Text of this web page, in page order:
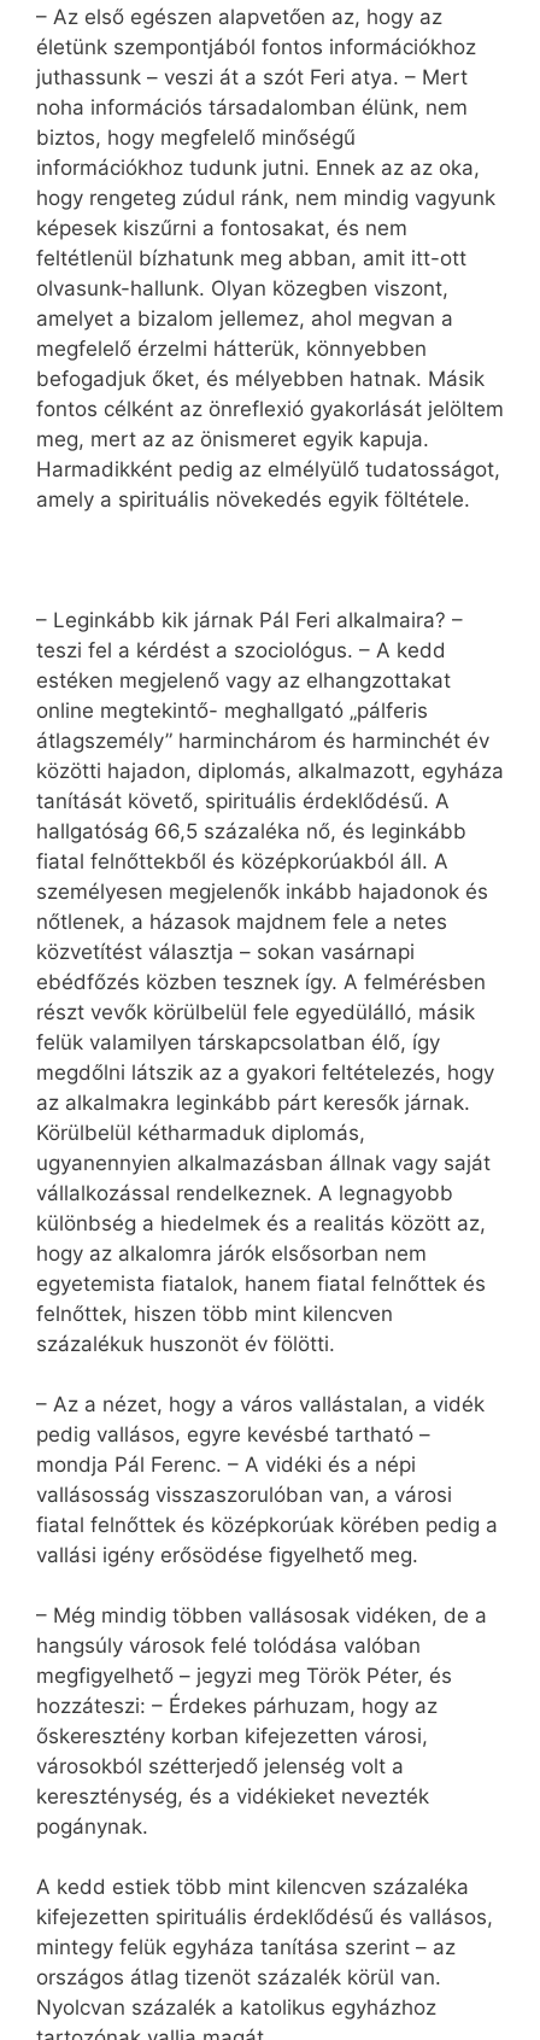
– Az első egészen alapvetően az, hogy az
életünk szempontjából fontos információkhoz
juthassunk – veszi át a szót Feri atya. – Mert
noha információs társadalomban élünk, nem
biztos, hogy megfelelő minőségű
információkhoz tudunk jutni. Ennek az az oka,
hogy rengeteg zúdul ránk, nem mindig vagyunk
képesek kiszűrni a fontosakat, és nem
feltétlenül bízhatunk meg abban, amit itt-ott
olvasunk-hallunk. Olyan közegben viszont,
amelyet a bizalom jellemez, ahol megvan a
megfelelő érzelmi hátterük, könnyebben
befogadjuk őket, és mélyebben hatnak. Másik
fontos célként az önreflexió gyakorlását jelöltem
meg, mert az az önismeret egyik kapuja.
Harmadikként pedig az elmélyülő tudatosságot,
amely a spirituális növekedés egyik föltétele.
– Leginkább kik járnak Pál Feri alkalmaira? –
teszi fel a kérdést a szociológus. – A kedd
estéken megjelenő vagy az elhangzottakat
online megtekintő- meghallgató „pálferis
átlagszemély” harminchárom és harminchét év
közötti hajadon, diplomás, alkalmazott, egyháza
tanítását követő, spirituális érdeklődésű. A
hallgatóság 66,5 százaléka nő, és leginkább
fiatal felnőttekből és középkorúakból áll. A
személyesen megjelenők inkább hajadonok és
nőtlenek, a házasok majdnem fele a netes
közvetítést választja – sokan vasárnapi
ebédfőzés közben tesznek így. A felmérésben
részt vevők körülbelül fele egyedülálló, másik
felük valamilyen társkapcsolatban élő, így
megdőlni látszik az a gyakori feltételezés, hogy
az alkalmakra leginkább párt keresők járnak.
Körülbelül kétharmaduk diplomás,
ugyanennyien alkalmazásban állnak vagy saját
vállalkozással rendelkeznek. A legnagyobb
különbség a hiedelmek és a realitás között az,
hogy az alkalomra járók elsősorban nem
egyetemista fiatalok, hanem fiatal felnőttek és
felnőttek, hiszen több mint kilencven
százalékuk huszonöt év fölötti.
– Az a nézet, hogy a város vallástalan, a vidék
pedig vallásos, egyre kevésbé tartható –
mondja Pál Ferenc. – A vidéki és a népi
vallásosság visszaszorulóban van, a városi
fiatal felnőttek és középkorúak körében pedig a
vallási igény erősödése figyelhető meg.
– Még mindig többen vallásosak vidéken, de a
hangsúly városok felé tolódása valóban
megfigyelhető – jegyzi meg Török Péter, és
hozzáteszi: – Érdekes párhuzam, hogy az
őskeresztény korban kifejezetten városi,
városokból szétterjedő jelenség volt a
kereszténység, és a vidékieket nevezték
pogánynak.
A kedd estiek több mint kilencven százaléka
kifejezetten spirituális érdeklődésű és vallásos,
mintegy felük egyháza tanítása szerint – az
országos átlag tizenöt százalék körül van.
Nyolcvan százalék a katolikus egyházhoz